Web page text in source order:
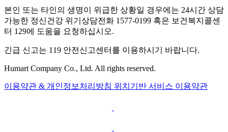
본인 또는 타인의 생명이 위급한 상황일 경우에는 24시간 상담
가능한 정신건강 위기상담전화 1577-0199 혹은 보건복지콜센
터 129에 도움을 요청하십시오.
긴급 신고는 119 안전신고센터를 이용하시기 바랍니다.
Humart Company Co., Ltd. All rights reserved.
이용약관 & 개인정보처리방침 위치기반 서비스 이용약관